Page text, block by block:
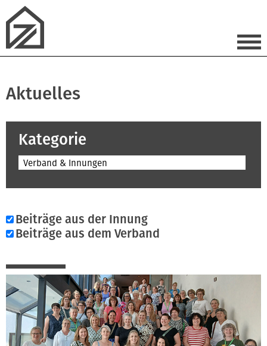
Aktuelles
Kategorie
Verband & Innungen
Beiträge aus der Innung
Beiträge aus dem Verband